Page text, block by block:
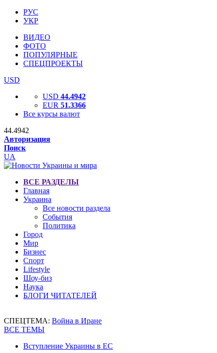
РУС
УКР
ВИДЕО
ФОТО
ПОПУЛЯРНЫЕ
СПЕЦПРОЕКТЫ
USD
USD 44.4942
EUR 51.3366
Все курсы валют
44.4942
Авторизация
Поиск
UA
ВСЕ РАЗДЕЛЫ
Главная
Украина
Все новости раздела
События
Политика
Город
Мир
Бизнес
Спорт
Lifestyle
Шоу-биз
Наука
БЛОГИ ЧИТАТЕЛЕЙ
СПЕЦТЕМА: Война в Иране
ВСЕ ТЕМЫ
Вступление Украины в ЕС